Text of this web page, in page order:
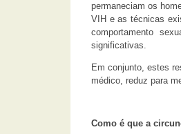
permaneciam os
VIH e as técnicas
comportamento
significativas.
Em conjunto, estes
médico, reduz para
Como é que a